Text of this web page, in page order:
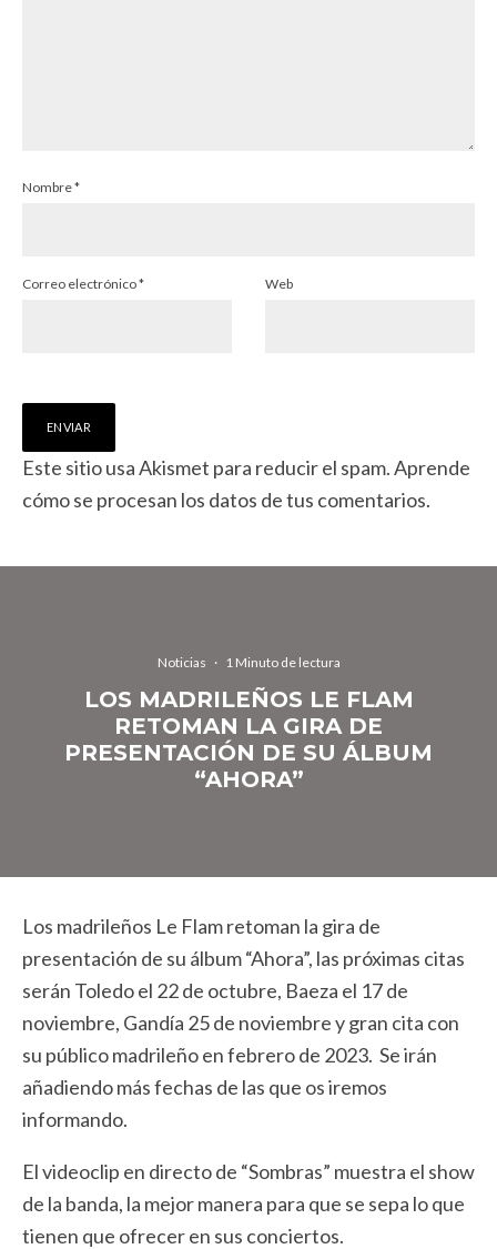
Nombre*
Correo electrónico* Web
Este sitio usa Akismet para reducir el spam.Aprende
cómo se procesan los datos de tus comentarios.
Noticias · 1 Minuto de lectura
LOS MADRILEÑOS LE FLAM
RETOMAN LA GIRA DE
PRESENTACIÓN DE SU ÁLBUM
“AHORA”
Los madrileños Le Flam retoman la gira de
presentación de su álbum “Ahora”, las próximas citas
serán Toledo el 22 de octubre, Baeza el 17 de
noviembre, Gandía 25 de noviembre y gran cita con
su público madrileño en febrero de 2023. Se irán
añadiendo más fechas de las que os iremos
informando.
El videoclip en directo de “Sombras” muestra el show
de la banda, la mejor manera para que se sepa lo que
tienen que ofrecer en sus conciertos.